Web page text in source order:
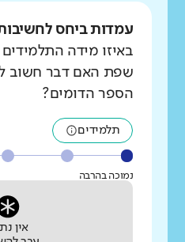
עמדות ביחס
באיזו מידה התלמידים
שפת האם דבר חשוב
הספר הדומים?
תלמידים
נמוכה בהרבה
אין